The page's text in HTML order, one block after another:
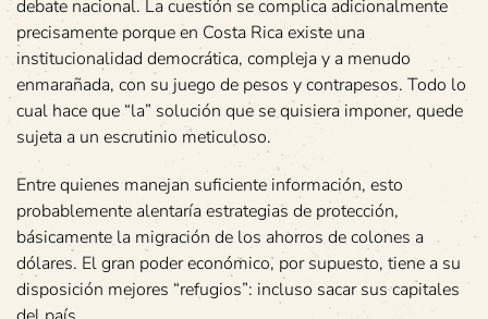
debate nacional. La cuestión se complica adicionalmente
precisamente porque en Costa Rica existe una
institucionalidad democrática, compleja y a menudo
enmarañada, con su juego de pesos y contrapesos. Todo lo
cual hace que “la” solución que se quisiera imponer, quede
sujeta a un escrutinio meticuloso.
Entre quienes manejan suficiente información, esto
probablemente alentaría estrategias de protección,
básicamente la migración de los ahorros de colones a
dólares. El gran poder económico, por supuesto, tiene a su
disposición mejores “refugios”: incluso sacar sus capitales